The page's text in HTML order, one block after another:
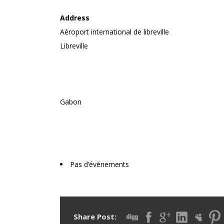
Address
Aéroport international de libreville
Libreville
Gabon
Pas d’événements
Share Post: